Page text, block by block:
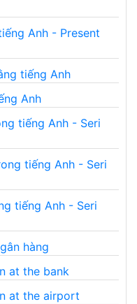
Anh - Present
tiếng Anh
Anh
tiếng Anh - Seri
tiếng Anh - Seri
tiếng Anh - Seri
hàng
at the bank
at the airport